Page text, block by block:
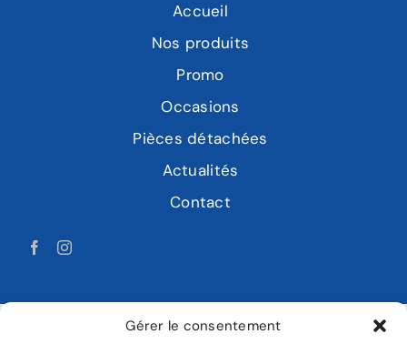
Gérer le consentement
Accueil
Nos produits
Promo
Occasions
Pièces détachées
Actualités
Contact